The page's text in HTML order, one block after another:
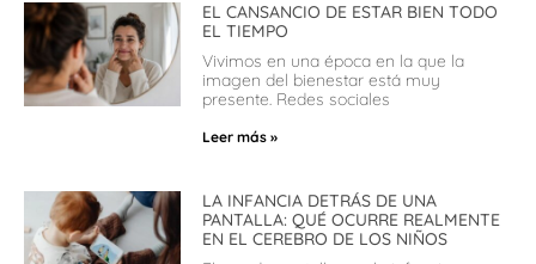
EL CANSANCIO DE ESTAR BIEN TODO
EL TIEMPO
Vivimos en una época en la que la
imagen del bienestar está muy
presente. Redes sociales
Leer más »
LA INFANCIA DETRÁS DE UNA
PANTALLA: QUÉ OCURRE REALMENTE
EN EL CEREBRO DE LOS NIÑOS